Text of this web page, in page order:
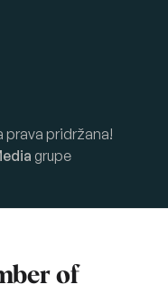
prava pridržana!
grupe
of